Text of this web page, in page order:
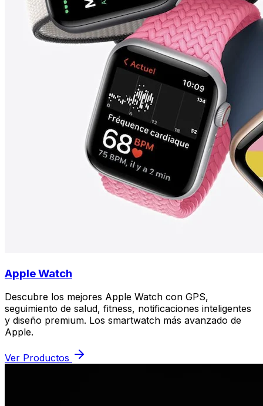
Apple Watch
Descubre los mejores Apple Watch con GPS,
seguimiento de salud, fitness, notificaciones inteligentes
y diseño premium. Los smartwatch más avanzado de
Apple.
Ver Productos